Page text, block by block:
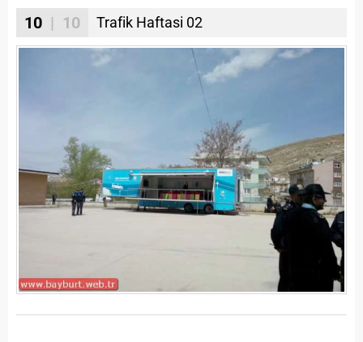
10 | 10 Trafik Haftasi 02